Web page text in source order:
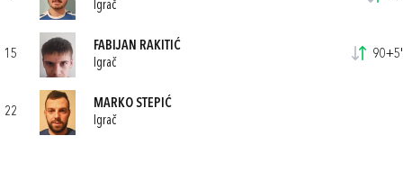
Igrač
15
FABIJAN RAKITIĆ
Igrač
90+5'
22
MARKO STEPIĆ
Igrač